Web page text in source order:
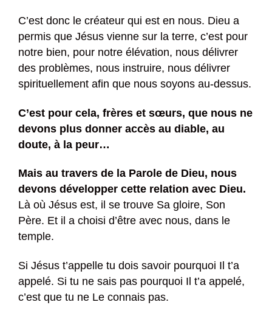
C’est donc le créateur qui est en nous. Dieu a
permis que Jésus vienne sur la terre, c’est pour
notre bien, pour notre élévation, nous délivrer
des problèmes, nous instruire, nous délivrer
spirituellement afin que nous soyons au-dessus.
C’est pour cela, frères et sœurs, que nous ne
devons plus donner accès au diable, au
doute, à la peur…
Mais au travers de la Parole de Dieu, nous
devons développer cette relation avec Dieu.
Là où Jésus est, il se trouve Sa gloire, Son
Père. Et il a choisi d’être avec nous, dans le
temple.
Si Jésus t’appelle tu dois savoir pourquoi Il t’a
appelé. Si tu ne sais pas pourquoi Il t’a appelé,
c’est que tu ne Le connais pas.